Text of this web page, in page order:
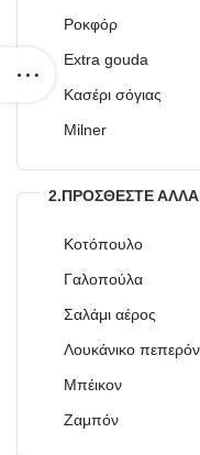
Ροκφόρ
Extra gouda
Κασέρι σόγιας
Milner
2.ΠΡΟΣΘΈΣΤΕ
Κοτόπουλο
Γαλοπούλα
Σαλάμι αέρος
Λουκάνικο
Μπέικον
Ζαμπόν